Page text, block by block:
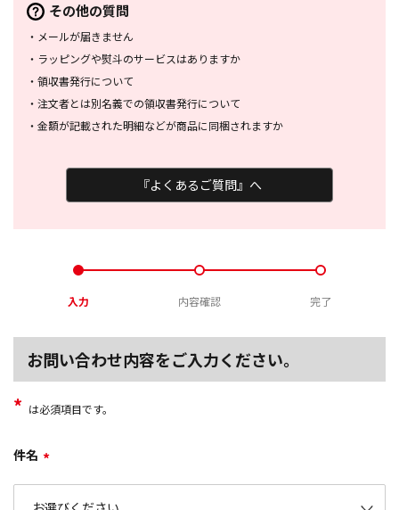
その他の質問
・ メールが届きません
・ ラッピングや熨斗のサービスはありますか
・ 領収書発行について
・ 注文者とは別名義での領収書発行について
・ 金額が記載された明細などが商品に同梱されますか
『よくあるご質問』へ
入力 内容確認 完了
お問い合わせ内容をご入力ください。
* は必須項目です。
件名 *